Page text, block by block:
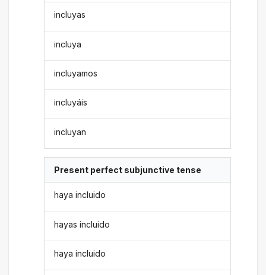
incluyas
incluya
incluyamos
incluyáis
incluyan
Present perfect subjunctive tense
haya incluido
hayas incluido
haya incluido